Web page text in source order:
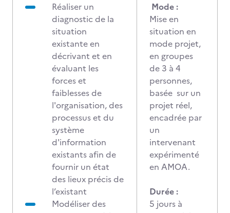
Réaliser un
diagnostic de la
situation
existante en
décrivant et en
évaluant les
forces et
faiblesses de
l'organisation, des
processus et du
système
d'information
existants afin de
fournir un état
des lieux précis de
l’existant
Modéliser des
Mode :
Mise en
situation en
mode projet,
en groupes
de 3 à 4
personnes,
basée sur un
projet réel,
encadrée par
un
intervenant
expérimenté
en AMOA.
Durée :
5 jours à